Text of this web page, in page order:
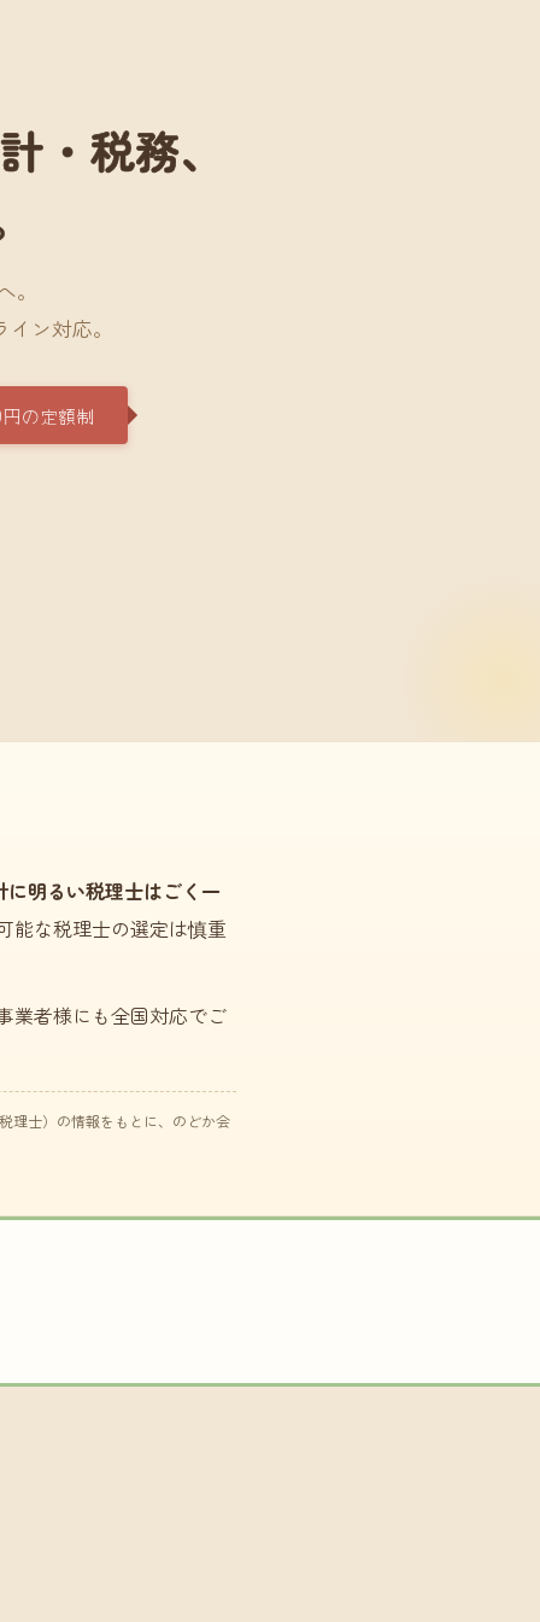
・税務、
。
ン対応。
の定額制
明るい税理士はごく一
能な税理士の選定は慎重
業者様にも全国対応でご
理士）の情報をもとに、のどか会